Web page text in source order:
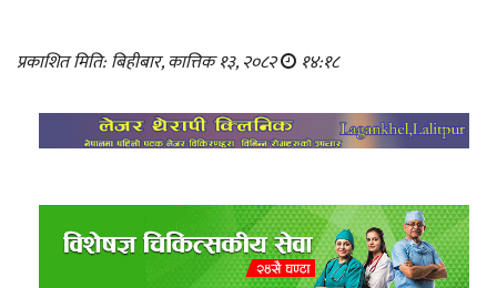
प्रकाशित मिति: बिहीबार, कात्तिक १३, २०८२ १४:१८